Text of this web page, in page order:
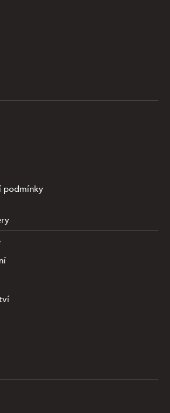
soubory cookies ke shromažďování a
a používání webu, zajištění
médií a ke zlepšení a
podmínky